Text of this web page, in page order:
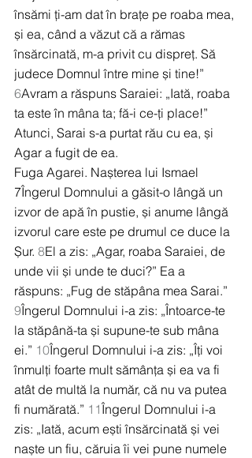
însămi ți-am dat în brațe pe roaba mea,
și ea, când a văzut că a rămas
însărcinată, m-a privit cu dispreț. Să
judece Domnul între mine și tine!”
6Avram a răspuns Saraiei: „Iată, roaba
ta este în mâna ta; fă-i ce-ți place!”
Atunci, Sarai s-a purtat rău cu ea, și
Agar a fugit de ea.
Fuga Agarei. Nașterea lui Ismael
7Îngerul Domnului a găsit-o lângă un
izvor de apă în pustie, și anume lângă
izvorul care este pe drumul ce duce la
Șur. 8El a zis: „Agar, roaba Saraiei, de
unde vii și unde te duci?” Ea a
răspuns: „Fug de stăpâna mea Sarai.”
9Îngerul Domnului i-a zis: „Întoarce-te
la stăpână-ta și supune-te sub mâna
ei.” 10Îngerul Domnului i-a zis: „Îți voi
înmulți foarte mult sămânța și ea va fi
atât de multă la număr, că nu va putea
fi numărată.” 11Îngerul Domnului i-a
zis: „Iată, acum ești însărcinată și vei
naște un fiu, căruia îi vei pune numele